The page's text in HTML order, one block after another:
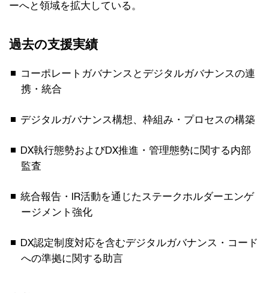
ーへと領域を拡大している。
過去の支援実績
コーポレートガバナンスとデジタルガバナンスの連
携・統合
デジタルガバナンス構想、枠組み・プロセスの構築
DX執行態勢およびDX推進・管理態勢に関する内部
監査
統合報告・IR活動を通じたステークホルダーエンゲ
ージメント強化
DX認定制度対応を含むデジタルガバナンス・コード
への準拠に関する助言